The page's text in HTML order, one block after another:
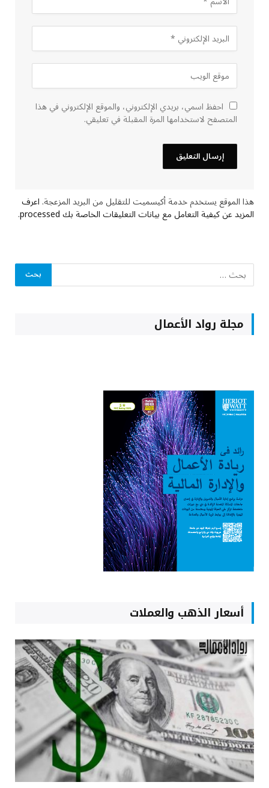
احفظ اسمي، بريدي الإلكتروني، والموقع الإلكتروني في هذا
المتصفح لاستخدامها المرة المقبلة في تعليقي.
هذا الموقع يستخدم خدمة أكيسميت للتقليل من البريد المزعجة.اعرف
المزيد عن كيفية التعامل مع بيانات التعليقات الخاصة بك processed .
مجلة رواد الأعمال
أسعار الذهب والعملات